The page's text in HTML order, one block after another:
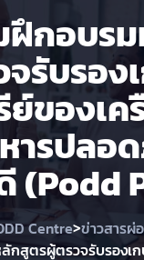
ฝึกอบร
รับรอง
ของเค
ารปลอ
(podd
Centre>ข่าวสารผ่
กสูตรผู้ตรวจรับรองเ